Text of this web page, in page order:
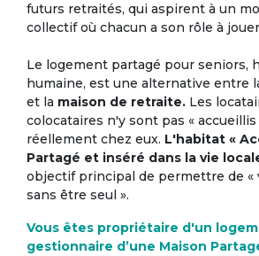
futurs retraités, qui aspirent à un
collectif où chacun a son rôle à
Le logement partagé pour seniors,
humaine, est une alternative entre
et la maison de retraite. Les
colocataires n'y sont pas «
réellement chez eux. L'habitat «
Partagé et inséré dans la vie
objectif principal de permettre de «
sans être seul ».
Vous êtes propriétaire d'un
gestionnaire d’une Maison